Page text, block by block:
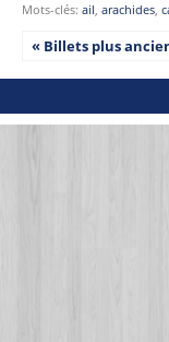
Mots-clés: ail, arachides,
« Billets plus